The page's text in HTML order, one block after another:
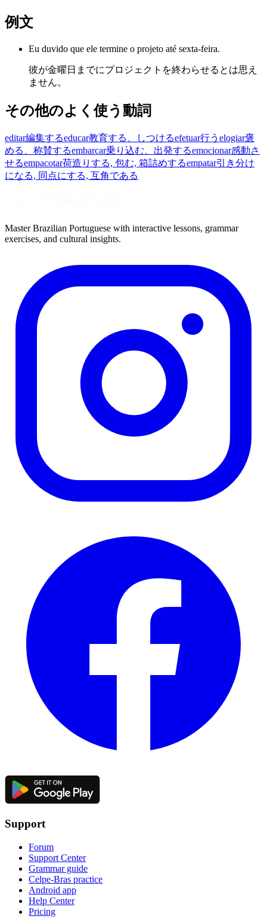
例文
Eu duvido que ele termine o projeto até sexta-feira.
彼が金曜日までにプロジェクトを終わらせるとは思え
ません。
その他のよく使う動詞
editar編集するeducar教育する、しつけるefetuar行う elogiar褒
める、称賛するembarcar乗り込む、出発するemocionar感動さ
せるempacotar荷造りする, 包む, 箱詰めするempatar引き分け
になる, 同点にする, 互角である
Master Brazilian Portuguese with interactive lessons, grammar
exercises, and cultural insights.
Support
Forum
Support Center
Grammar guide
Celpe-Bras practice
Android app
Help Center
Pricing